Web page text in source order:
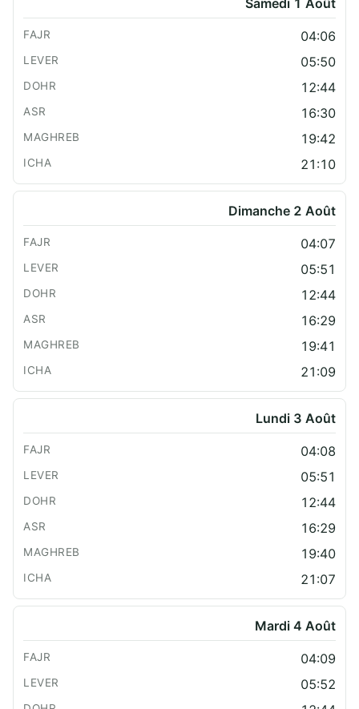
04:06
05:50
12:44
16:30
19:42
21:10
Dimanche 2 Août
04:07
05:51
12:44
16:29
19:41
21:09
Lundi 3 Août
04:08
05:51
12:44
16:29
19:40
21:07
Mardi 4 Août
04:09
05:52